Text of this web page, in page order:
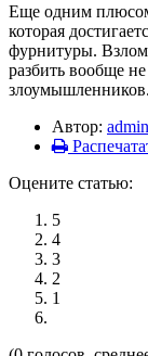
Еще одним
которая
фурнитуры.
разбить вообще
злоумышленников.
Автор: admin
Оцените статью:
5
4
3
2
1